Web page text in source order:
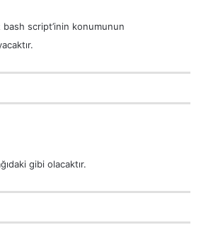
script’inin konumunun
gibi olacaktır.